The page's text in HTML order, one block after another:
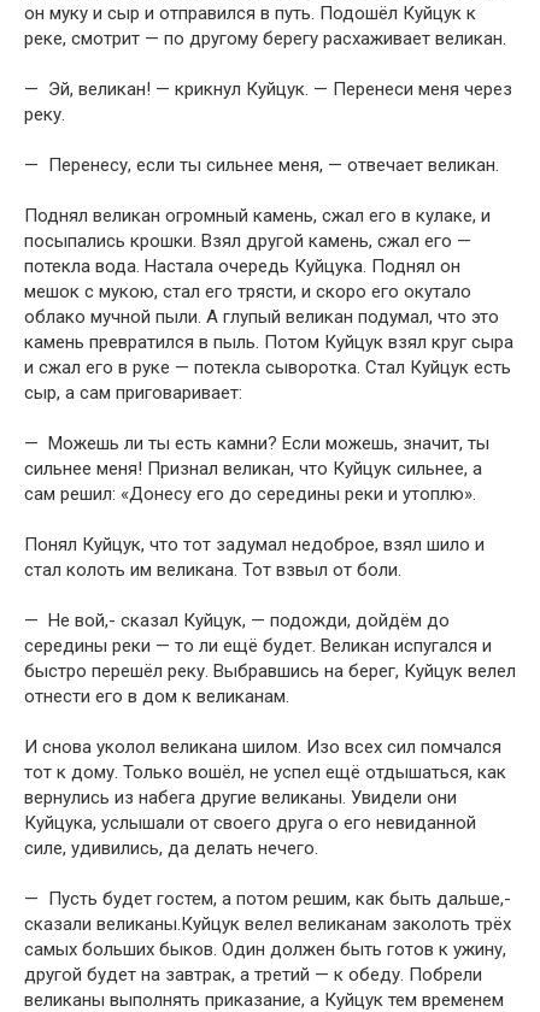
он муку и сыр и отправился в путь. Подошёл Куйцук к
реке, смотрит — по другому берегу расхаживает великан.
— Эй, великан! — крикнул Куйцук. — Перенеси меня через
реку.
— Перенесу, если ты сильнее меня, — отвечает великан.
Поднял великан огромный камень, сжал его в кулаке, и
посыпались крошки. Взял другой камень, сжал его —
потекла вода. Настала очередь Куйцука. Поднял он
мешок с мукою, стал его трясти, и скоро его окута­ло
облако мучной пыли. А глупый великан подумал, что это
камень пре­вратился в пыль. Потом Куйцук взял круг сыра
и сжал его в руке — потек­ла сыворотка. Стал Куйцук есть
сыр, а сам приговаривает:
— Можешь ли ты есть камни? Если можешь, значит, ты
сильнее меня! Признал великан, что Куйцук сильнее, а
сам решил: «Донесу его до середины реки и утоплю».
Понял Куйцук, что тот задумал недоброе, взял шило и
стал колоть им великана. Тот взвыл от боли.
— Не вой,- сказал Куйцук, — подожди, дойдём до
середины реки — то ли ещё будет. Великан испугался и
быстро перешёл реку. Выбравшись на берег, Куйцук велел
отнести его в дом к великанам.
И снова уколол великана шилом. Изо всех сил помчался
тот к дому. Только вошёл, не успел ещё отдышаться, как
вернулись из набега другие великаны. Увидели они
Куйцука, услышали от своего друга о его неви­данной
силе, удивились, да делать нечего.
— Пусть будет гостем, а потом решим, как быть дальше,-
сказали ве­ликаны.Куйцук велел великанам заколоть трёх
самых больших быков. Один должен быть готов к ужину,
другой будет на завтрак, а третий — к обеду. Побрели
великаны выполнять приказание, а Куйцук тем временем